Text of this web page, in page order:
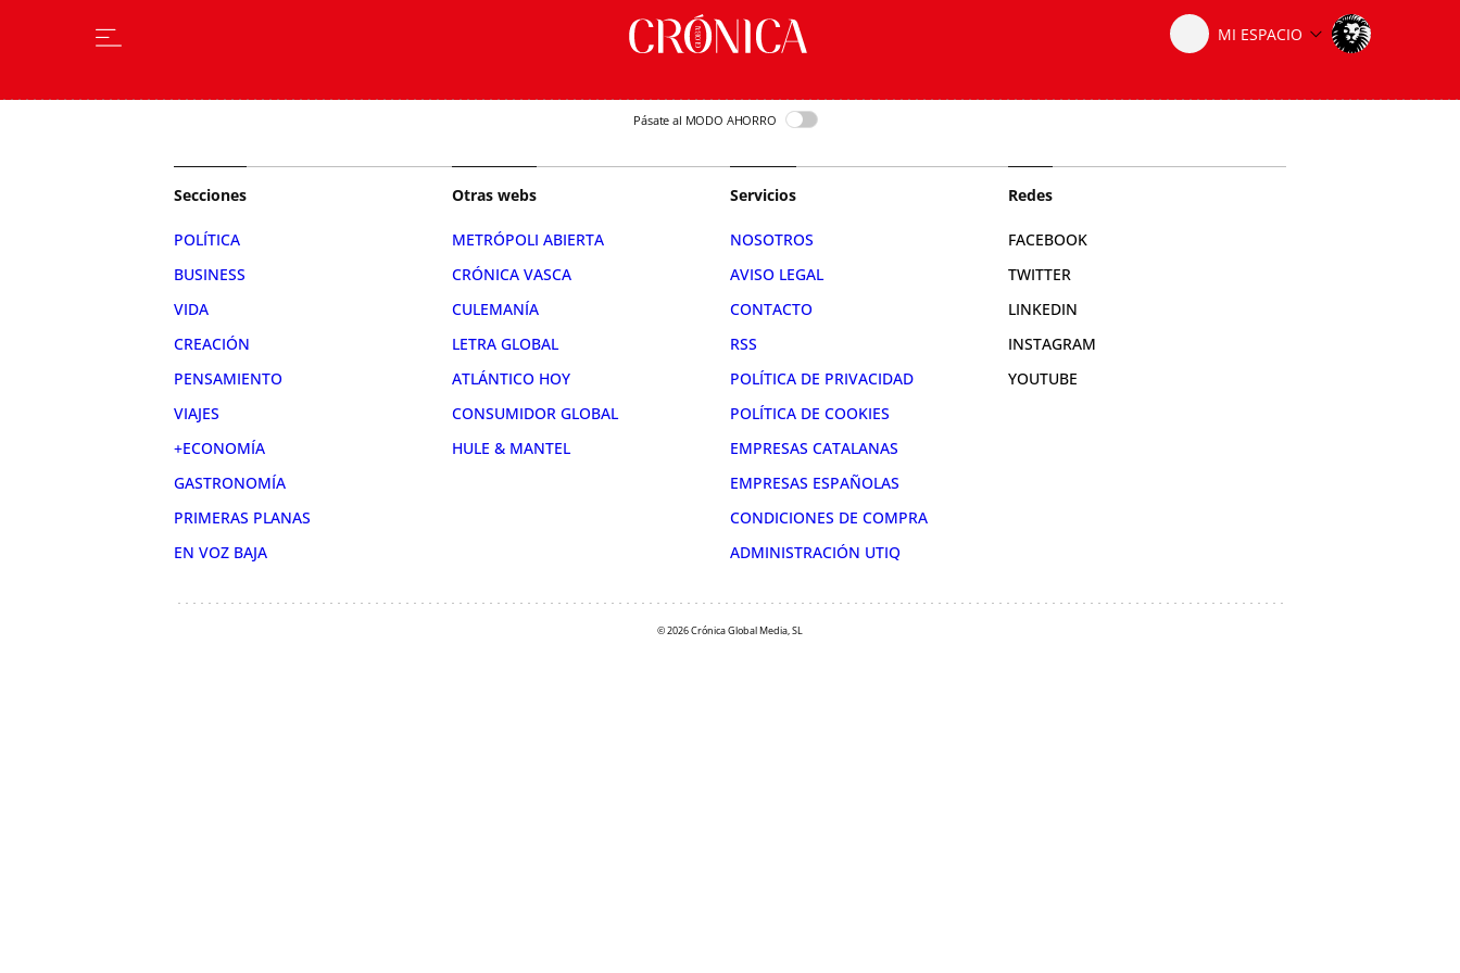
Pásate al MODO AHORRO
Secciones
POLÍTICA
BUSINESS
VIDA
CREACIÓN
PENSAMIENTO
VIAJES
+ECONOMÍA
GASTRONOMÍA
PRIMERAS PLANAS
EN VOZ BAJA
Otras webs
METRÓPOLI ABIERTA
CRÓNICA VASCA
CULEMANÍA
LETRA GLOBAL
ATLÁNTICO HOY
CONSUMIDOR GLOBAL
HULE & MANTEL
Servicios
NOSOTROS
AVISO LEGAL
CONTACTO
RSS
POLÍTICA DE PRIVACIDAD
POLÍTICA DE COOKIES
EMPRESAS CATALANAS
EMPRESAS ESPAÑOLAS
CONDICIONES DE COMPRA
ADMINISTRACIÓN UTIQ
Redes
FACEBOOK
TWITTER
LINKEDIN
INSTAGRAM
YOUTUBE
© 2026 Crónica Global Media, SL